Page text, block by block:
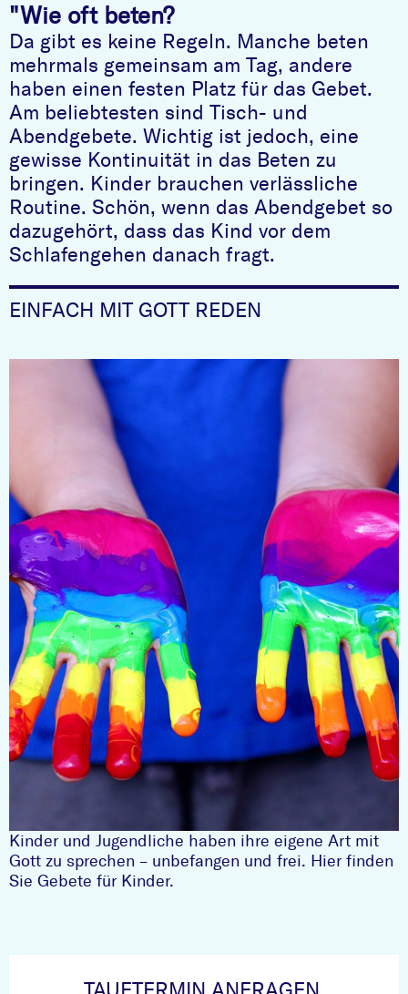
"Wie oft beten?
Da gibt es keine Regeln. Manche beten
mehrmals gemeinsam am Tag, andere
haben einen festen Platz für das Gebet.
Am beliebtesten sind Tisch- und
Abendgebete. Wichtig ist jedoch, eine
gewisse Kontinuität in das Beten zu
bringen. Kinder brauchen verlässliche
Routine. Schön, wenn das Abendgebet so
dazugehört, dass das Kind vor dem
Schlafengehen danach fragt.
EINFACH MIT GOTT REDEN
Kinder und Jugendliche haben ihre eigene Art mit
Gott zu sprechen – unbefangen und frei. Hier finden
Sie Gebete für Kinder.